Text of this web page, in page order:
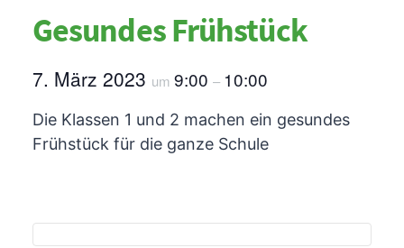
Gesundes Frühstück
7. März 2023 um 9:00 – 10:00
Die Klassen 1 und 2 machen ein gesundes
Frühstück für die ganze Schule